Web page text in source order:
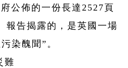
公佈的一份長達2527頁
報告揭露的，是英國一場
染醜聞”。
難